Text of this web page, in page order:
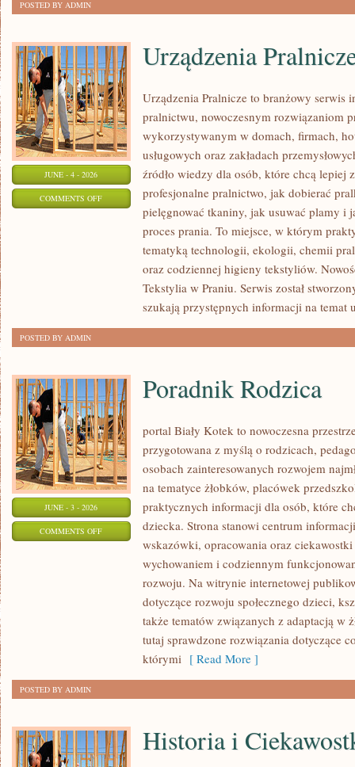
POSTED BY ADMIN
JUNE - 4 - 2026
COMMENTS OFFON
URZĄDZENIA
PRALNICZE
Urządzenia
Urządzenia Pralnicze to branżowy serwis
pralnictwu, nowoczesnym rozwiązaniom
wykorzystywanym w domach, firmach,
usługowych oraz zakładach
źródło wiedzy dla osób, które chcą lepiej
profesjonalne pralnictwo, jak dobierać
pielęgnować tkaniny, jak usuwać plamy i
proces prania. To miejsce, w którym
tematyką technologii, ekologii, chemii
oraz codziennej higieny tekstyliów.
Tekstylia w Praniu. Serwis został
szukają przystępnych informacji na temat
POSTED BY ADMIN
JUNE - 3 - 2026
COMMENTS OFFON
Poradnik Rodzica
portal Biały Kotek to nowoczesna
przygotowana z myślą o rodzicach,
osobach zainteresowanych rozwojem
na tematyce żłobków, placówek
praktycznych informacji dla osób, które
dziecka. Strona stanowi centrum
wskazówki, opracowania oraz
wychowaniem i codziennym
rozwoju. Na witrynie internetowej
dotyczące rozwoju społecznego dzieci,
także tematów związanych z adaptacją w
tutaj sprawdzone rozwiązania dotyczące
którymi [ Read More ]
POSTED BY ADMIN
Historia i